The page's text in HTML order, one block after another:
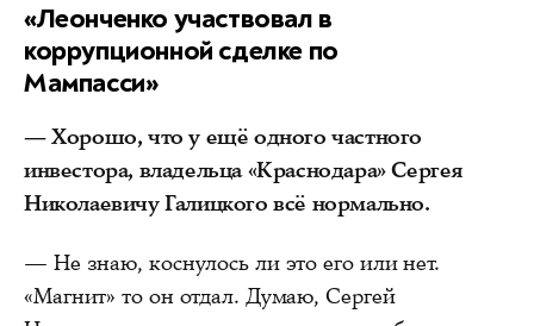
«Леонченко участвовал в
коррупционной сделке по
Мампасси»
— Хорошо, что у ещё одного частного
инвестора, владельца «Краснодара» Сергея
Николаевичу Галицкого всё нормально.
— Не знаю, коснулось ли это его или нет.
«Магнит» то он отдал. Думаю, Сергей